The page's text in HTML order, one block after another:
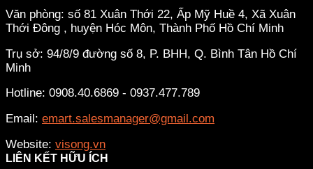
Văn phòng: số 81 Xuân Thới 22, Ấp Mỹ Huề 4, Xã Xuân
Thới Đông , huyện Hóc Môn, Thành Phố Hồ Chí Minh
Trụ sở: 94/8/9 đường số 8, P. BHH, Q. Bình Tân Hồ Chí
Minh
Hotline: 0908.40.6869 - 0937.477.789
Email: emart.salesmanager@gmail.com
Website: visong.vn
LIÊN KẾT HỮU ÍCH